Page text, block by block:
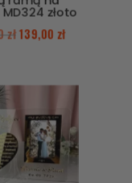
złoto
zł139,00 zł